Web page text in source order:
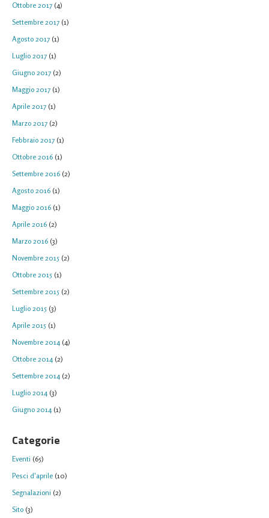
Ottobre 2017 (4)
Settembre 2017 (1)
Agosto 2017 (1)
Luglio 2017 (1)
Giugno 2017 (2)
Maggio 2017 (1)
Aprile 2017 (1)
Marzo 2017 (2)
Febbraio 2017 (1)
Ottobre 2016 (1)
Settembre 2016 (2)
Agosto 2016 (1)
Maggio 2016 (1)
Aprile 2016 (2)
Marzo 2016 (3)
Novembre 2015 (2)
Ottobre 2015 (1)
Settembre 2015 (2)
Luglio 2015 (3)
Aprile 2015 (1)
Novembre 2014 (4)
Ottobre 2014 (2)
Settembre 2014 (2)
Luglio 2014 (3)
Giugno 2014 (1)
Categorie
Eventi (65)
Pesci d'aprile (10)
Segnalazioni (2)
Sito (3)